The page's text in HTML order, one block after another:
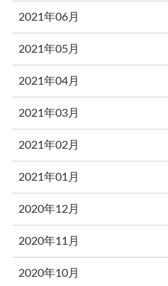
2021年06月
2021年05月
2021年04月
2021年03月
2021年02月
2021年01月
2020年12月
2020年11月
2020年10月